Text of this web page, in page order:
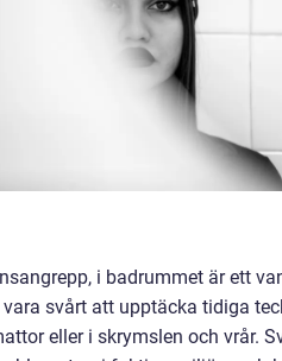
i badrummet är ett
svårt att upptäcka tidiga
eller i skrymslen och vrår.